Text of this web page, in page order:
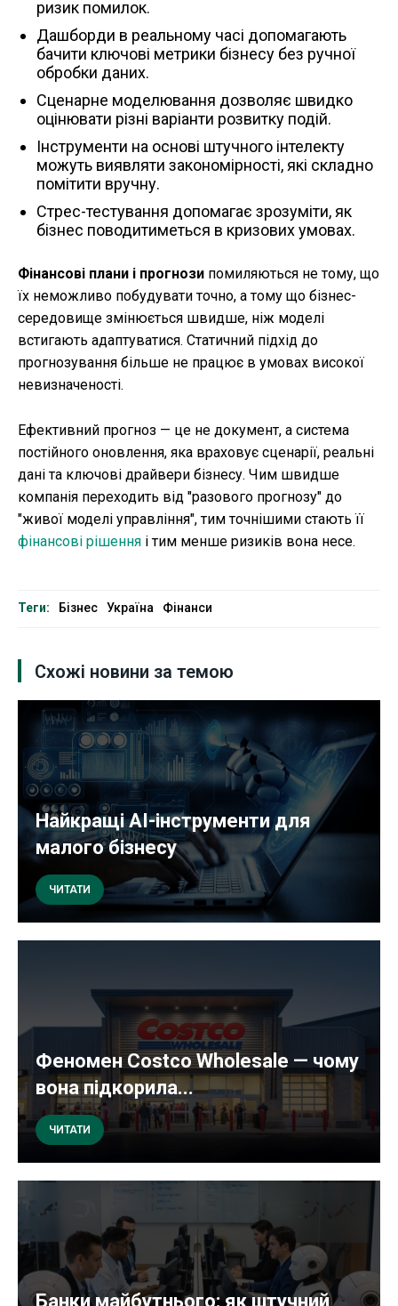
ризик помилок.
Дашборди в реальному часі допомагають
бачити ключові метрики бізнесу без ручної
обробки даних.
Сценарне моделювання дозволяє швидко
оцінювати різні варіанти розвитку подій.
Інструменти на основі штучного інтелекту
можуть виявляти закономірності, які складно
помітити вручну.
Стрес-тестування допомагає зрозуміти, як
бізнес поводитиметься в кризових умовах.
Фінансові плани і прогнози помиляються не тому, що
їх неможливо побудувати точно, а тому що бізнес-
середовище змінюється швидше, ніж моделі
встигають адаптуватися. Статичний підхід до
прогнозування більше не працює в умовах високої
невизначеності.
Ефективний прогноз — це не документ, а система
постійного оновлення, яка враховує сценарії, реальні
дані та ключові драйвери бізнесу. Чим швидше
компанія переходить від "разового прогнозу" до
"живої моделі управління", тим точнішими стають її
фінансові рішення і тим менше ризиків вона несе.
Теги: Бізнес Україна Фінанси
Схожі новини за темою
Найкращі AI-інструменти для
малого бізнесу
ЧИТАТИ
Феномен Costco Wholesale — чому
вона підкорила...
ЧИТАТИ
Банки майбутнього: як штучний